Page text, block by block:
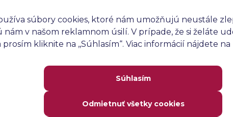
súbory cookies, ktoré nám umožňujú neustále
nám v našom reklamnom úsilí. V prípade, že si želáte
prosím kliknite na ,,Súhlasím“. Viac informácií nájdete
Súhlasím
Odmietnuť všetky cookies